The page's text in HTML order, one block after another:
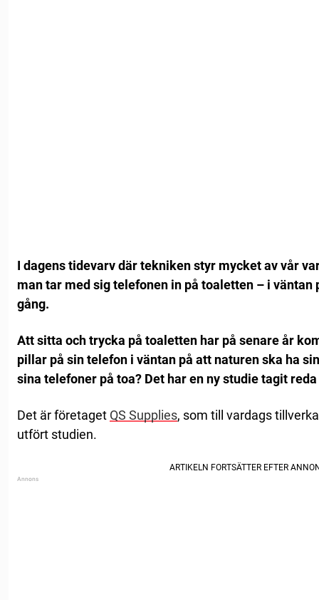
I dagens tidevarv där tekniken styr mycket av vår
man tar med sig telefonen in på toaletten – i väntan
gång.
Att sitta och trycka på toaletten har på senare år
pillar på sin telefon i väntan på att naturen ska ha
sina telefoner på toa? Det har en ny studie tagit reda
Det är företaget QS Supplies, som till vardags
utfört studien.